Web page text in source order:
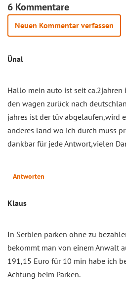
6 Kommentare
Neuen Kommentar verfassen
Ünal
Hallo mein auto ist seit
den wagen zurück nach
jahres ist der tüv abgelaufen,wird
anderes land wo ich durch muss
dankbar für jede Antwort,vielen
Antworten
Klaus
In Serbien parken ohne zu
bekommt man von einem Anwalt
191,15 Euro für 10 min habe ich
Achtung beim Parken.